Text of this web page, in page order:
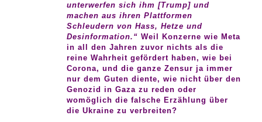
unterwerfen sich ihm [Trump] und
machen aus ihren Plattformen
Schleudern von Hass, Hetze und
Desinformation.“ Weil Konzerne wie Meta
in all den Jahren zuvor nichts als die
reine Wahrheit gefördert haben, wie bei
Corona, und die ganze Zensur ja immer
nur dem Guten diente, wie nicht über den
Genozid in Gaza zu reden oder
womöglich die falsche Erzählung über
die Ukraine zu verbreiten?